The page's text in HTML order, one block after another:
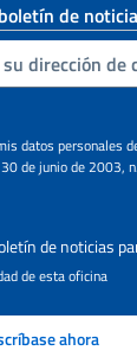
de
datos personales
de junio de 2003,
de noticias
de esta oficina